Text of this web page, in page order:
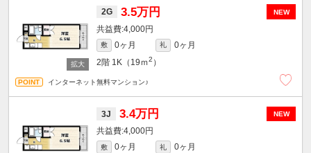
NEW
2G 3.5万円
4,000円
敷 0ヶ月 礼
0ヶ月
2階 1K（19ｍ2 ）
インターネット無料マンション♪
NEW
3J 3.4万円
4,000円
敷 0ヶ月 礼
0ヶ月